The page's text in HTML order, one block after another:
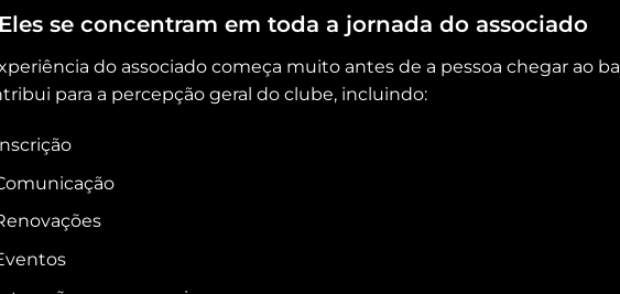
se concentram em toda a jornada do associado
do associado começa muito antes de a pessoa chegar ao
para a percepção geral do clube, incluindo: